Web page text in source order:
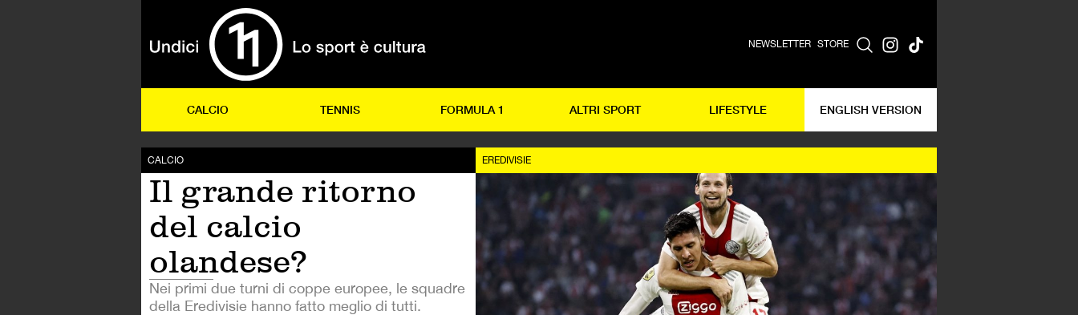
NEWSLETTER STORE
CALCIO TENNIS FORMULA 1 ALTRI SPORT LIFESTYLE ENGLISH VERSION
CALCIO
Il grande ritorno
del calcio
olandese?
Nei primi due turni di coppe europee, le squadre
della Eredivisie hanno fatto meglio di tutti.
EREDIVISIE